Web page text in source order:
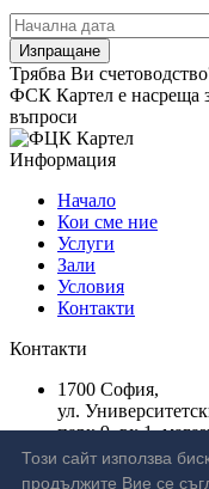
Изпращане
Трябва Ви
ФСК Картел е насреща
въпроси
Информация
Начало
Кои сме ние
Услуги
Зали
Условия
Контакти
Контакти
1700 София,
ул.
парк 9, вх 1,
00359 88 1111 11
office@sokartel.com
Този сайт използва
продължите Вие се